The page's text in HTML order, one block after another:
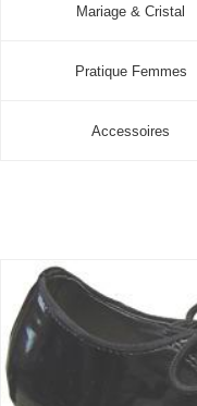
Mariage & Cristal
Pratique Femmes
Accessoires